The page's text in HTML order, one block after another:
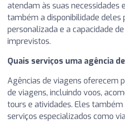
atendam às suas necessidades
também a disponibilidade deles
personalizada e a capacidade
imprevistos.
Quais serviços uma agência
Agências de viagens oferecem
de viagens, incluindo voos,
tours e atividades. Eles
serviços especializados como